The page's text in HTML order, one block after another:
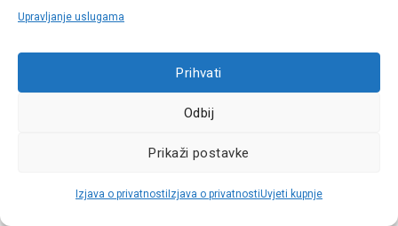
Upravljanje uslugama
Prihvati
Odbij
Prikaži postavke
Izjava o privatnosti Izjava o privatnostiUvjeti kupnje
Komentar * (obavezno)